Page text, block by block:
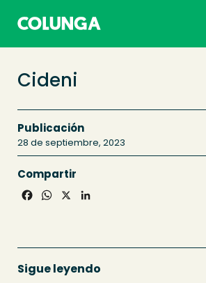
Cideni
Publicación
28 de septiembre, 2023
Compartir
Facebook
WhatsApp
Sigue leyendo